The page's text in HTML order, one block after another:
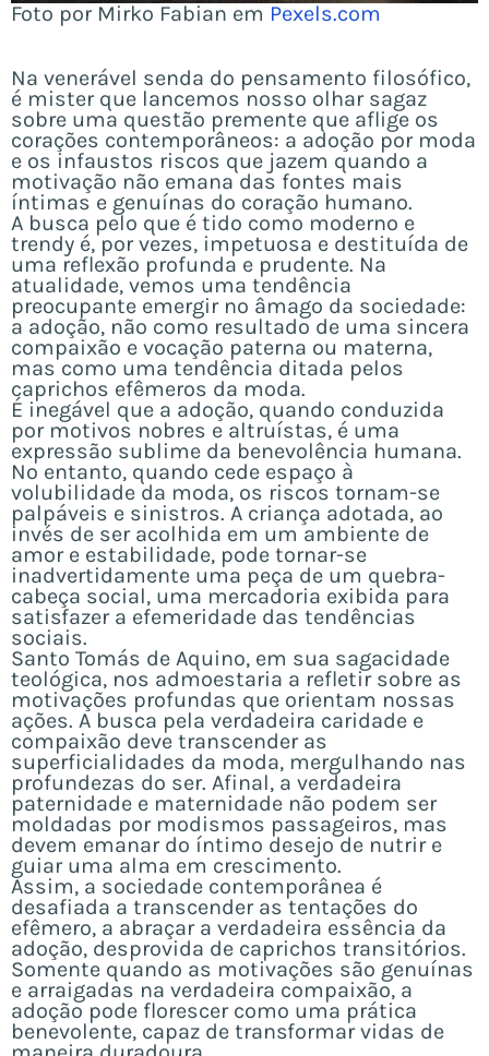
Foto por Mirko Fabian em Pexels.com
Na venerável senda do pensamento filosófico,
é mister que lancemos nosso olhar sagaz
sobre uma questão premente que aflige os
corações contemporâneos: a adoção por moda
e os infaustos riscos que jazem quando a
motivação não emana das fontes mais
íntimas e genuínas do coração humano.
A busca pelo que é tido como moderno e
trendy é, por vezes, impetuosa e destituída de
uma reflexão profunda e prudente. Na
atualidade, vemos uma tendência
preocupante emergir no âmago da sociedade:
a adoção, não como resultado de uma sincera
compaixão e vocação paterna ou materna,
mas como uma tendência ditada pelos
caprichos efêmeros da moda.
É inegável que a adoção, quando conduzida
por motivos nobres e altruístas, é uma
expressão sublime da benevolência humana.
No entanto, quando cede espaço à
volubilidade da moda, os riscos tornam-se
palpáveis e sinistros. A criança adotada, ao
invés de ser acolhida em um ambiente de
amor e estabilidade, pode tornar-se
inadvertidamente uma peça de um quebra-
cabeça social, uma mercadoria exibida para
satisfazer a efemeridade das tendências
sociais.
Santo Tomás de Aquino, em sua sagacidade
teológica, nos admoestaria a refletir sobre as
motivações profundas que orientam nossas
ações. A busca pela verdadeira caridade e
compaixão deve transcender as
superficialidades da moda, mergulhando nas
profundezas do ser. Afinal, a verdadeira
paternidade e maternidade não podem ser
moldadas por modismos passageiros, mas
devem emanar do íntimo desejo de nutrir e
guiar uma alma em crescimento.
Assim, a sociedade contemporânea é
desafiada a transcender as tentações do
efêmero, a abraçar a verdadeira essência da
adoção, desprovida de caprichos transitórios.
Somente quando as motivações são genuínas
e arraigadas na verdadeira compaixão, a
adoção pode florescer como uma prática
benevolente, capaz de transformar vidas de